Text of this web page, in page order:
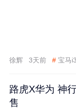
徐辉 3天前 # 宝马
路虎X华为 神
售